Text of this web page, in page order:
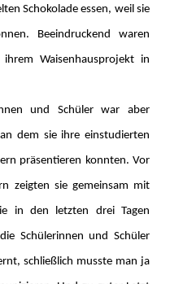
Schokolade essen, weil sie
Beeindruckend waren
Waisenhausprojekt in
und Schüler war aber
dem sie ihre einstudierten
präsentieren konnten. Vor
zeigten sie gemeinsam mit
in den letzten drei Tagen
Schülerinnen und Schüler
schließlich musste man ja